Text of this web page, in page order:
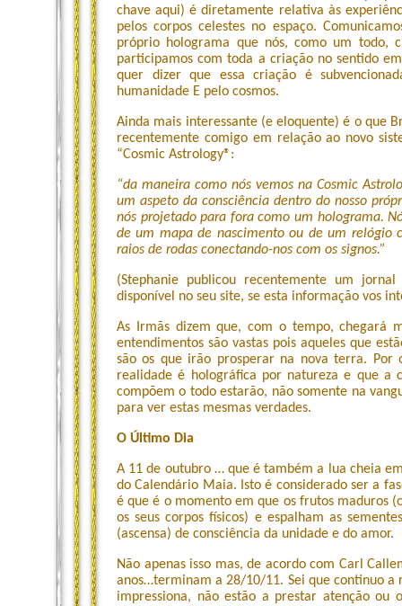
chave aqui) é diretamente relativa às
pelos corpos celestes no espaço.
próprio holograma que nós, como um todo,
participamos com toda a criação no sentido
quer dizer que essa criação é
humanidade E pelo cosmos.
Ainda mais interessante (e eloquente) é o que
recentemente comigo em relação ao novo
“Cosmic Astrology®:
“da maneira como nós vemos na Cosmic
um aspeto da consciência dentro do nosso
nós projetado para fora como um holograma.
de um mapa de nascimento ou de um relógio
raios de rodas conectando-nos com os signos.”
(Stephanie publicou recentemente um
disponível no seu site, se esta informação vos
As Irmãs dizem que, com o tempo, chegará
entendimentos são vastas pois aqueles que
são os que irão prosperar na nova terra. Por
realidade é holográfica por natureza e que a
compõem o todo estarão, não somente na
para ver estas mesmas verdades.
O Último Dia
A 11 de outubro … que é também a lua cheia
do Calendário Maia. Isto é considerado ser a
é que é o momento em que os frutos maduros
os seus corpos físicos) e espalham as
(ascensa) de consciência da unidade e do amor.
Não apenas isso mas, de acordo com Carl
anos…terminam a 28/10/11. Sei que continuo a
impressiona, não estão a prestar atenção ou